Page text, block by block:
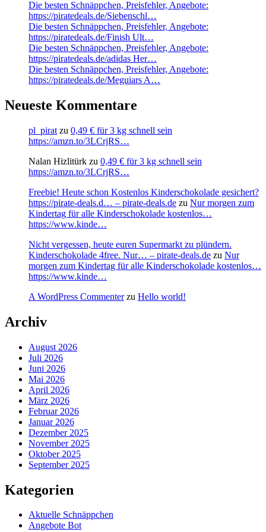
Die besten Schnäppchen, Preisfehler, Angebote:
https://piratedeals.de/Siebenschl…
Die besten Schnäppchen, Preisfehler, Angebote:
https://piratedeals.de/Finish Ult…
Die besten Schnäppchen, Preisfehler, Angebote:
https://piratedeals.de/adidas Her…
Die besten Schnäppchen, Preisfehler, Angebote:
https://piratedeals.de/Meguiars A…
Neueste Kommentare
pl_pirat zu 0,49 € für 3 kg schnell sein
https://amzn.to/3LCrjRS…
Nalan Hizlitürk zu 0,49 € für 3 kg schnell sein
https://amzn.to/3LCrjRS…
Freebie! Heute schon Kostenlos Kinderschokolade gesichert?
https://pirate-deals.d… – pirate-deals.de zu Nur morgen zum
Kindertag für alle Kinderschokolade kostenlos…
https://www.kinde…
Nicht vergessen, heute euren Supermarkt zu plündern.
Kinderschokolade 4free. Nur… – pirate-deals.de zu Nur
morgen zum Kindertag für alle Kinderschokolade kostenlos…
https://www.kinde…
A WordPress Commenterzu Hello world!
Archiv
August 2026
Juli 2026
Juni 2026
Mai 2026
April 2026
März 2026
Februar 2026
Januar 2026
Dezember 2025
November 2025
Oktober 2025
September 2025
Kategorien
Aktuelle Schnäppchen
Angebote Bot